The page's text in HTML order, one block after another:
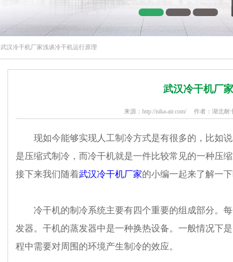
武汉冷干机厂家浅谈冷干机运行原理
武汉冷干机厂
来源：http://nika-air.com/ 作者：湖北
现如今能够实现人工制冷方式是有很多的，比如说
是压缩式制冷，而冷干机就是一件比较常见的一种压
接下来我们随着武汉冷干机厂家的小编一起来了解一下
冷干机的制冷系统主要有四个重要的组成部分。每
发器。干机的蒸发器中是一种换热设备。一般情况下
程中需要对周围的环境产生制冷的效应。